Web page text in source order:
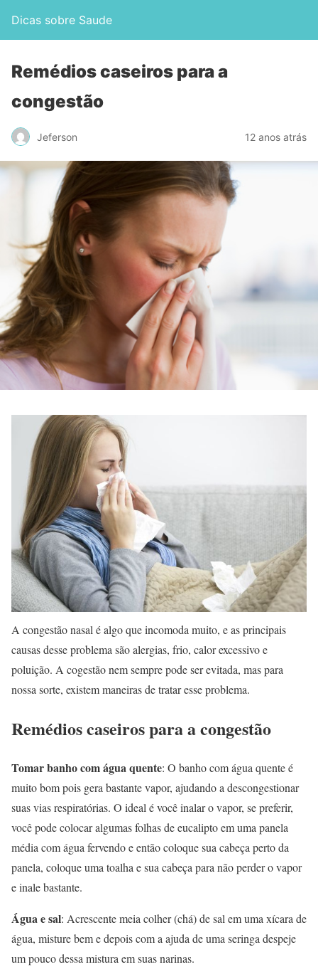
Dicas sobre Saude
Remédios caseiros para a
congestão
Jeferson 12 anos atrás
A congestão nasal é algo que incomoda muito, e as principais
causas desse problema são alergias, frio, calor excessivo e
poluição. A cogestão nem sempre pode ser evitada, mas para
nossa sorte, existem maneiras de tratar esse problema.
Remédios caseiros para a congestão
Tomar banho com água quente: O banho com água quente é
muito bom pois gera bastante vapor, ajudando a descongestionar
suas vias respiratórias. O ideal é você inalar o vapor, se preferir,
você pode colocar algumas folhas de eucalipto em uma panela
média com água fervendo e então coloque sua cabeça perto da
panela, coloque uma toalha e sua cabeça para não perder o vapor
e inale bastante.
Água e sal: Acrescente meia colher (chá) de sal em uma xícara de
água, misture bem e depois com a ajuda de uma seringa despeje
um pouco dessa mistura em suas narinas.